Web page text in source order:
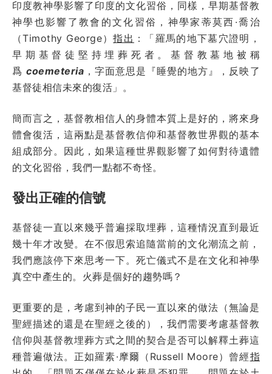
印度教神學影響了印度的文化習俗，同樣，早期基督教
神學也影響了教會的文化習俗，神學家蒂莫西·喬治
（Timothy George）指出 ：「羅馬的地下墓穴證明，
早期基督徒堅持埋葬死者。基督教墓地被稱
爲coemeteria ，字面意思是『睡覺的地方』，反映了
基督徒相信未來的復活」。
簡而言之，基督教相信人的身體本質上是好的，將來身
體會復活，這兩點是基督教信仰和基督教世界觀的基本
組成部分。因此，如果這種世界觀影響了如何對待遺體
的文化習俗，我們一點都不奇怪。
發出正確的信號
基督徒一直以來幾乎普遍採取埋葬，這種情況直到最近
幾十年才改變。在不假思索追隨當前的文化潮流之前，
我們應該停下來思考一下。死亡儀式不是在文化和神學
真空中產生的。火葬是個好的趨勢嗎？
更重要的是，考慮到神的子民一直以來的做法（無論是
聖經描述的還是在聖經之後的），我們需要考慮基督教
信仰與基督教埋葬方式之間的契合是否可以解釋土葬這
種普遍做法。正如羅素·摩爾（Russell Moore）曾經指